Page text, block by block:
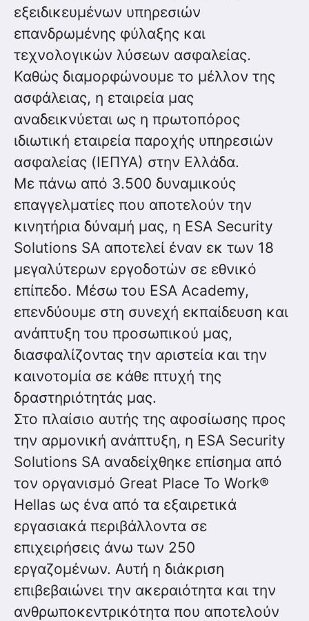
εξειδικευμένων υπηρεσιών
επανδρωμένης φύλαξης και
τεχνολογικών λύσεων ασφαλείας.
Καθώς διαμορφώνουμε το μέλλον της
ασφάλειας, η εταιρεία μας
αναδεικνύεται ως η πρωτοπόρος
ιδιωτική εταιρεία παροχής υπηρεσιών
ασφαλείας (ΙΕΠΥΑ) στην Ελλάδα.
Με πάνω από 3.500 δυναμικούς
επαγγελματίες που αποτελούν την
κινητήρια δύναμή μας, η ESA Security
Solutions SA αποτελεί έναν εκ των 18
μεγαλύτερων εργοδοτών σε εθνικό
επίπεδο. Μέσω του ESA Academy,
επενδύουμε στη συνεχή εκπαίδευση και
ανάπτυξη του προσωπικού μας,
διασφαλίζοντας την αριστεία και την
καινοτομία σε κάθε πτυχή της
δραστηριότητάς μας.
Στο πλαίσιο αυτής της αφοσίωσης προς
την αρμονική ανάπτυξη, η ESA Security
Solutions SA αναδείχθηκε επίσημα από
τον οργανισμό Great Place To Work®
Hellas ως ένα από τα εξαιρετικά
εργασιακά περιβάλλοντα σε
επιχειρήσεις άνω των 250
εργαζομένων. Αυτή η διάκριση
επιβεβαιώνει την ακεραιότητα και την
ανθρωποκεντρικότητα που αποτελούν